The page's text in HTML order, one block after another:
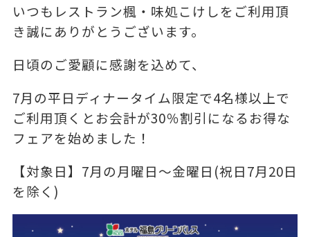
いつもレストラン楓・味処こけしをご利用頂
き誠にありがとうございます。
日頃のご愛顧に感謝を込めて、
7月の平日ディナータイム限定で4名様以上で
ご利用頂くとお会計が30％割引になるお得な
フェアを始めました！
【対象日】7月の月曜日～金曜日(祝日7月20日
を除く)